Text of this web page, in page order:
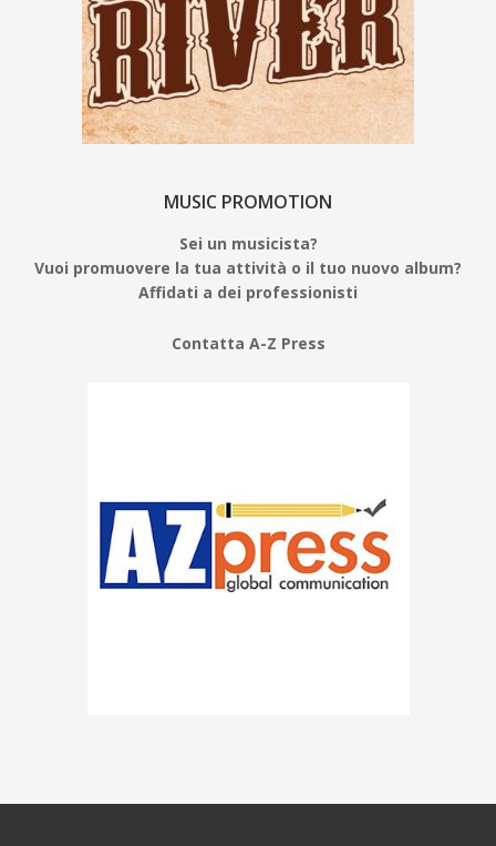
MUSIC PROMOTION
Sei un musicista?
Vuoi promuovere la tua attività o il tuo nuovo album?
Affidati a dei professionisti
Contatta A-Z Press